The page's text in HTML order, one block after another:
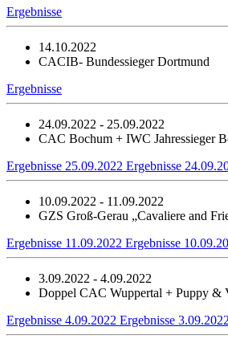
Ergebnisse
14.10.2022
CACIB- Bundessieger Dortmund
Ergebnisse
24.09.2022 - 25.09.2022
CAC Bochum + IWC Jahressieger
Ergebnisse 25.09.2022 Ergebnisse
10.09.2022 - 11.09.2022
GZS Groß-Gerau „Cavaliere and
Ergebnisse 11.09.2022 Ergebnisse
3.09.2022 - 4.09.2022
Doppel CAC Wuppertal + Puppy &
Ergebnisse 4.09.2022 Ergebnisse 3.09.2022